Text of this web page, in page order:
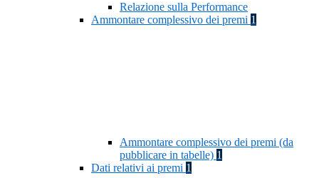
Relazione sulla Performance
Ammontare complessivo dei premi 1
Ammontare complessivo dei premi (da
pubblicare in tabelle) 1
Dati relativi ai premi 1